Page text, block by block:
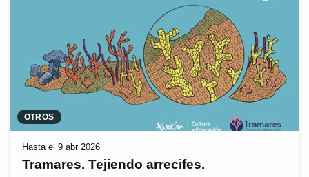
OTROS
Hasta el 9 abr 2026
Tramares. Tejiendo arrecifes.